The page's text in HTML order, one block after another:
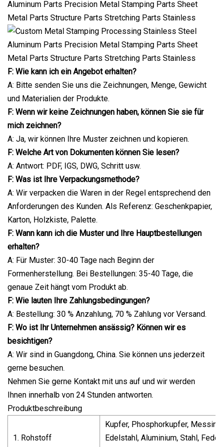
F: Wie kann ich ein Angebot erhalten?
A: Bitte senden Sie uns die Zeichnungen, Menge, Gewicht
und Materialien der Produkte.
F: Wenn wir keine Zeichnungen haben, können Sie sie für
mich zeichnen?
A: Ja, wir können Ihre Muster zeichnen und kopieren.
F: Welche Art von Dokumenten können Sie lesen?
A: Antwort: PDF, IGS, DWG, Schritt usw.
F: Was ist Ihre Verpackungsmethode?
A: Wir verpacken die Waren in der Regel entsprechend den
Anforderungen des Kunden. Als Referenz: Geschenkpapier,
Karton, Holzkiste, Palette.
F: Wann kann ich die Muster und Ihre Hauptbestellungen
erhalten?
A: Für Muster: 30-40 Tage nach Beginn der
Formenherstellung. Bei Bestellungen: 35-40 Tage, die
genaue Zeit hängt vom Produkt ab.
F: Wie lauten Ihre Zahlungsbedingungen?
A: Bestellung: 30 % Anzahlung, 70 % Zahlung vor Versand.
F: Wo ist Ihr Unternehmen ansässig? Können wir es
besichtigen?
A: Wir sind in Guangdong, China. Sie können uns jederzeit
gerne besuchen.
Nehmen Sie gerne Kontakt mit uns auf und wir werden
Ihnen innerhalb von 24 Stunden antworten.
Produktbeschreibung
1. Rohstoff
Kupfer, Phosphorkupfer, Messing,
Edelstahl, Aluminium, Stahl,